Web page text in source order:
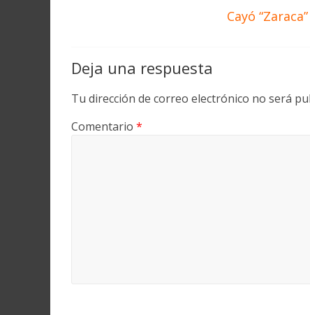
Cayó
Deja una respuesta
Tu dirección de correo electrónico no será
Comentario *